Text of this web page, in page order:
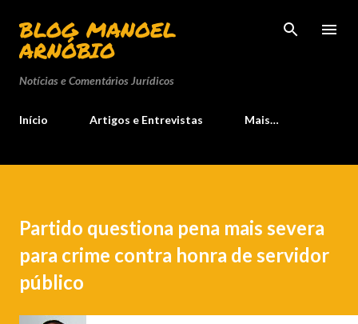
Pular para o conteúdo principal
BLOG MANOEL
ARNÓBIO
Notícias e Comentários Jurídicos
Início Artigos e Entrevistas Mais…
Partido questiona pena mais severa
para crime contra honra de servidor
público